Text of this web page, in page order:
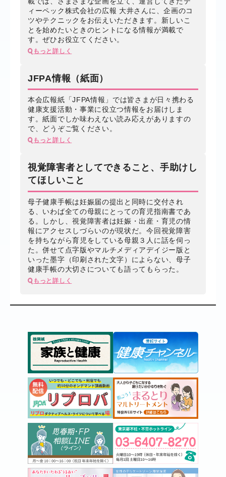
ィーペック株式会社の広報 大井さんに、企画のコ
ツやテクニックをお伝えいただきます。新しいこ
とを始めたいときのヒントになる情報が満載で
す。ぜひお役立てください。
もっと詳しく
JFPA情報（紙面）
本会広報紙「JFPA情報」では皆さまが日々携わる
健康支援活動・事業に役立つ情報をお届けしま
す。紙面でしか味わえない読み応えがありますの
で、どうぞご覧ください。
もっと詳しく
視覚障害者としてできること、手助けし
てほしいこと
母子健康手帳は妊娠届の提出と同時に交付され
る、いわば全ての母親にとっての育児指南書であ
る。しかし、視覚障害者は妊娠・出産・育児の情
報にアクセスしづらいのが現状だ。今回視覚障害
を持ちながら育児をしている母親３人に話を伺っ
た。併せて点字版やマルチメディアデイジー版と
いった墨字（印刷された文字）によらない、母子
健康手帳の大切さについても語ってもらった。
もっと詳しく